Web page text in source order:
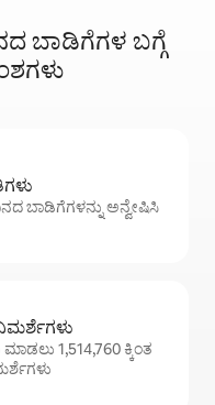
ಬಾಡಿಗೆಗಳ ಬಗ್ಗೆ
ಬಾಡಿಗೆಗಳನ್ನು ಅನ್ವೇಷಿಸಿ
1,514,760 ಕ್ಕಿಂತ